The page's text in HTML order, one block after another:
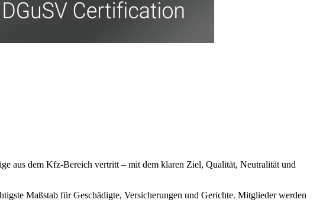
aus dem Kfz-Bereich vertritt – mit dem klaren Ziel, Qualität, Neutralität und
Maßstab für Geschädigte, Versicherungen und Gerichte. Mitglieder werden